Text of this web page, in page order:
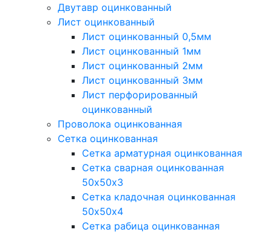
Двутавр оцинкованный
Лист оцинкованный
Лист оцинкованный 0,5мм
Лист оцинкованный 1мм
Лист оцинкованный 2мм
Лист оцинкованный 3мм
Лист перфорированный
оцинкованный
Проволока оцинкованная
Сетка оцинкованная
Сетка арматурная оцинкованная
Сетка сварная оцинкованная
50х50х3
Сетка кладочная оцинкованная
50х50х4
Сетка рабица оцинкованная